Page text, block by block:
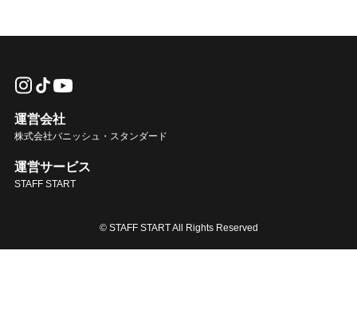
運営会社
株式会社バニッシュ・スタンダード
運営サービス
STAFF START
© STAFF START All Rights Reserved